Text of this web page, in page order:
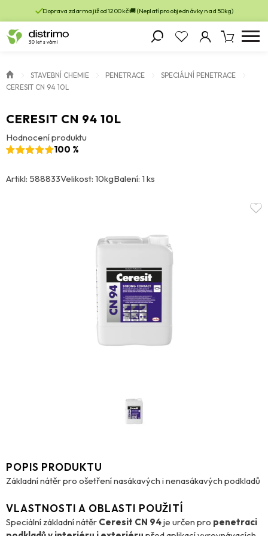
Doprava zdarma již od 1200 kč 🚚 (Neplatí pro objednávky nad 50kg)
STAVEBNÍ CHEMIE PENETRACE
SPECIÁLNÍ PENETRACE
CERESIT CN 94 10L
CERESIT CN 94 10L
Hodnocení produktu
100 %
Artikl: 588833Velikost: 10kgBalení: 1 ks
POPIS PRODUKTU
Základní nátěr pro ošetření nasákavých i nenasákavých podkladů
VLASTNOSTI A OBLASTI POUŽITÍ
Speciální základní nátěr Ceresit CN 94je určen pro penetraci